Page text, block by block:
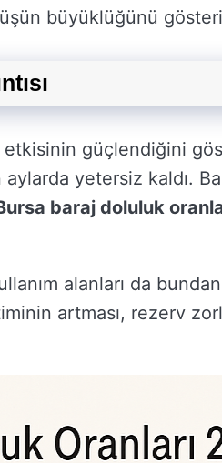
büyüklüğünü
etkisinin güçlendiğini
yetersiz kaldı.
baraj doluluk
alanları da
artması, rezerv